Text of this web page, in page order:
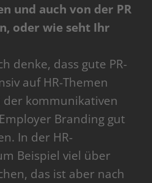
und auch von der PR
oder wie seht Ihr
denke, dass gute PR-
auf HR-Themen
der kommunikativen
Branding gut
In der HR-
Beispiel viel über
das ist aber nach